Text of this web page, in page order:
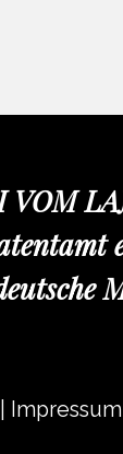
Impressum